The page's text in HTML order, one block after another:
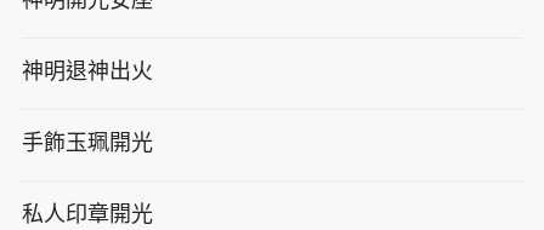
神明退神出火
手飾玉珮開光
私人印章開光